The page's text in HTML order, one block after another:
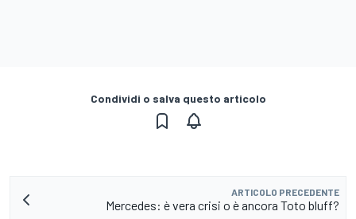
Condividi o salva questo articolo
ARTICOLO PRECEDENTE
Mercedes: è vera crisi o è ancora Toto bluff?